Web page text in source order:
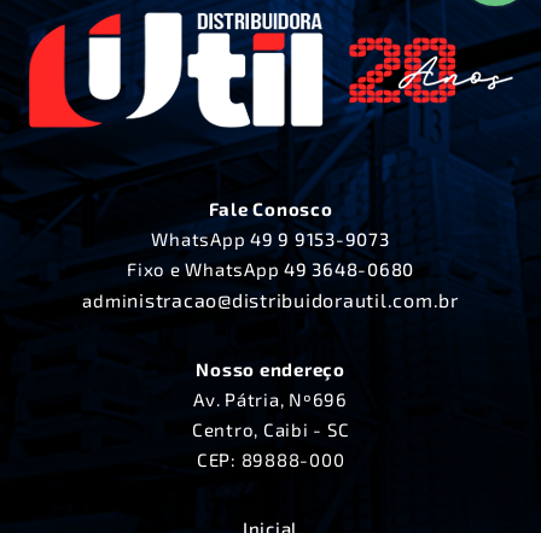
Fale Conosco
WhatsApp49 9 9153-9073
Fixo e WhatsApp 49 3648-0680
administracao@distribuidorautil.com.br
Nosso endereço
Av. Pátria, Nº696
Centro, Caibi - SC
CEP: 89888-000
Inicial